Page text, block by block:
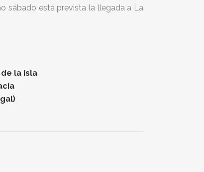
sábado está prevista la llegada a La
la isla